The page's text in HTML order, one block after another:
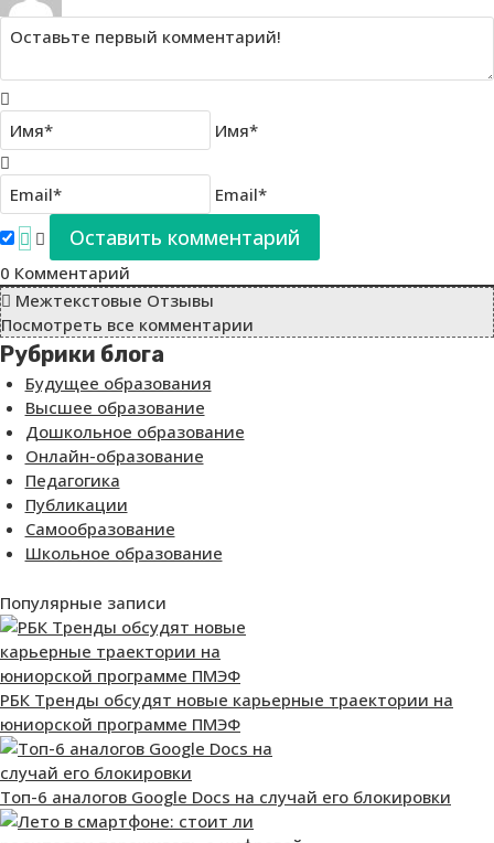
Имя*
Email*
0 Комментарий
Межтекстовые Отзывы
Посмотреть все комментарии
Рубрики блога
Будущее образования
Высшее образование
Дошкольное образование
Онлайн-образование
Педагогика
Публикации
Самообразование
Школьное образование
Популярные записи
РБК Тренды обсудят новые карьерные траектории на
юниорской программе ПМЭФ
Топ-6 аналогов Google Docs на случай его блокировки